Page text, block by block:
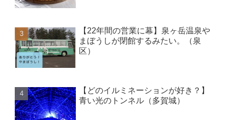
【22年間の営業に幕】泉ヶ岳温泉や
まぼうしが閉館するみたい。（泉
区）
【どのイルミネーションが好き？】
青い光のトンネル（多賀城）